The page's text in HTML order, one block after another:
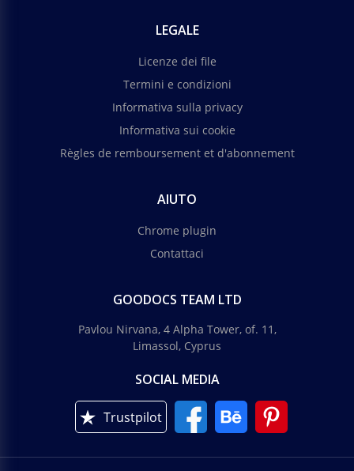
LEGALE
Licenze dei file
Termini e condizioni
Informativa sulla privacy
Informativa sui cookie
Règles de remboursement et d'abonnement
AIUTO
Chrome plugin
Contattaci
GOODOCS TEAM LTD
Pavlou Nirvana, 4 Alpha Tower, of. 11,
Limassol, Cyprus
SOCIAL MEDIA
Trustpilot